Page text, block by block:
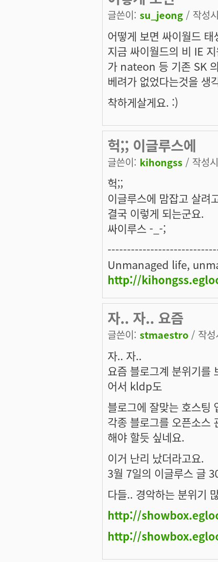
글쓴이: su_jeong / 작성
어떻게 보면 싸이월드
지금 싸이월드의 비 IE
가 nateon 등 기존 SK
베려가 없었다는것을 생
착하게살게요. :)
헉;; 이글루스에
글쓴이: kihongss / 작성
헉;;
이글루스에 맘잡고 살려
결국 이렇게 되는군요.
싸이루스 -_-;
Unmanaged life,
http://
자.. 자.. 요즘
글쓴이: stmaestro / 작
자.. 자..
요즘 블로그계 분위기를
어서 kldp도
블로그에 잘맞는 호스
각종 블로그를 오픈소
해야 할듯 싶네요.
이거 난리 났더라고요.
3월 7일의 이글루스 글
다들.. 경악하는 분위기
http://
http://